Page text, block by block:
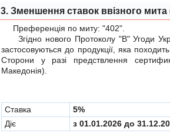
3. Зменшення ставок ввізного мита
Преференція по миту:"402"
Згідно нового Протоколу "B"Угоди
застосовуються до продукції, яка
Сторони у разі предствлення
Македонія).
Cтавка
5%
Діє
з 01.01.2026 до